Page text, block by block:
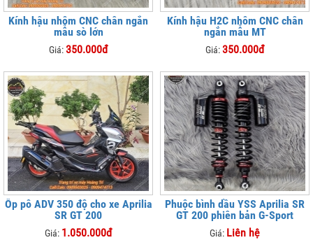
Kính hậu nhôm CNC chân ngắn
mẫu sò lớn
Giá:350.000đ
Kính hậu H2C nhôm CNC chân
ngắn mẫu MT
Giá:350.000đ
Ốp pô ADV 350 độ cho xe Aprilia
SR GT 200
Giá: 1.050.000đ
Phuộc bình dầu YSS Aprilia SR
GT 200 phiên bản G-Sport
Giá: Liên hệ